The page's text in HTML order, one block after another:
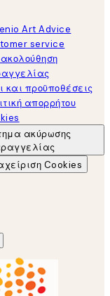
Art Advice
service
και προϋποθέσεις
απορρήτου
ακύρωσης
Cookies